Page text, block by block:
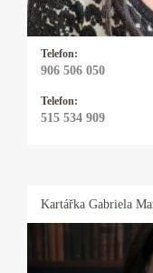
Telefon:
906 506 050
Telefon:
515 534 909
lidem. Všichni
Kartářka Gabriela